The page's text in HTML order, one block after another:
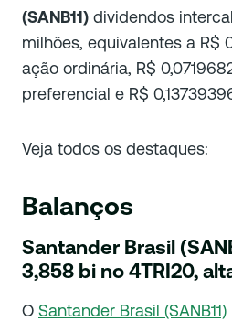
(SANB11) dividendos
milhões, equivalentes a R$
ação ordinária, R$
preferencial e R$
Veja todos os destaques:
Balanços
Santander Brasil
3,858 bi no 4TRI20,
O Santander Brasil (SANB11)